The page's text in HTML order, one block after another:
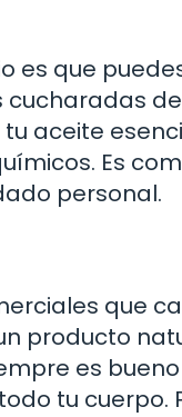
es que
cucharadas
aceite
Es
personal.
que
producto
es
tu cuerpo.